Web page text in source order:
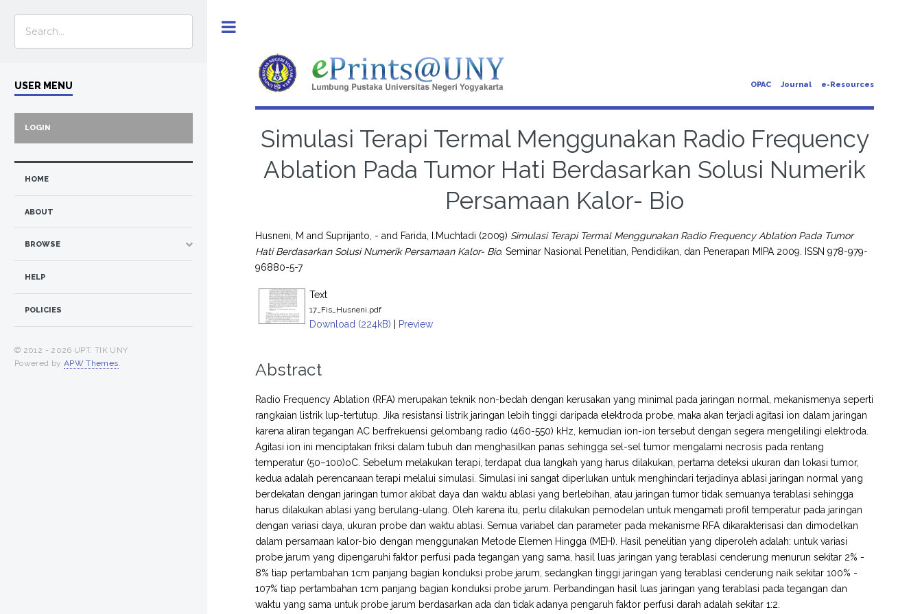
OPAC Journal e-Resources
Simulasi Terapi Termal Menggunakan Radio Frequency
Ablation Pada Tumor Hati Berdasarkan Solusi Numerik
Persamaan Kalor- Bio
Husneni, M andSuprijanto, - and Farida, I.Muchtadi (2009) Simulasi Terapi Termal Menggunakan Radio Frequency Ablation Pada Tumor
Hati Berdasarkan Solusi Numerik Persamaan Kalor- Bio. Seminar Nasional Penelitian, Pendidikan, dan Penerapan MIPA 2009. ISSN 978-979-
96880-5-7
Text
17_Fis_Husneni.pdf
Download (224kB) | Preview
Abstract
Radio Frequency Ablation (RFA) merupakan teknik non-bedah dengan kerusakan yang minimal pada jaringan normal, mekanismenya seperti
rangkaian listrik lup-tertutup. Jika resistansi listrik jaringan lebih tinggi daripada elektroda probe, maka akan terjadi agitasi ion dalam jaringan
karena aliran tegangan AC berfrekuensi gelombang radio (460-550) kHz, kemudian ion-ion tersebut dengan segera mengelilingi elektroda.
Agitasi ion ini menciptakan friksi dalam tubuh dan menghasilkan panas sehingga sel-sel tumor mengalami necrosis pada rentang
temperatur (50–100)oC. Sebelum melakukan terapi, terdapat dua langkah yang harus dilakukan, pertama deteksi ukuran dan lokasi tumor,
kedua adalah perencanaan terapi melalui simulasi. Simulasi ini sangat diperlukan untuk menghindari terjadinya ablasi jaringan normal yang
berdekatan dengan jaringan tumor akibat daya dan waktu ablasi yang berlebihan, atau jaringan tumor tidak semuanya terablasi sehingga
harus dilakukan ablasi yang berulang-ulang. Oleh karena itu, perlu dilakukan pemodelan untuk mengamati profil temperatur pada jaringan
dengan variasi daya, ukuran probe dan waktu ablasi. Semua variabel dan parameter pada mekanisme RFA dikarakterisasi dan dimodelkan
dalam persamaan kalor-bio dengan menggunakan Metode Elemen Hingga (MEH). Hasil penelitian yang diperoleh adalah: untuk variasi
probe jarum yang dipengaruhi faktor perfusi pada tegangan yang sama, hasil luas jaringan yang terablasi cenderung menurun sekitar 2% -
8% tiap pertambahan 1cm panjang bagian konduksi probe jarum, sedangkan tinggi jaringan yang terablasi cenderung naik sekitar 100% -
107% tiap pertambahan 1cm panjang bagian konduksi probe jarum. Perbandingan hasil luas jaringan yang terablasi pada tegangan dan
waktu yang sama untuk probe jarum berdasarkan ada dan tidak adanya pengaruh faktor perfusi darah adalah sekitar 1:2.
USER MENU
LOGIN
HOME
ABOUT
BROWSE
HELP
POLICIES
© 2012 - 2026 UPT. TIK UNY
Powered by APW Themes